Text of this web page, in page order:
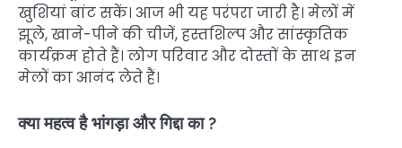
खुशियां बांट सकें। आज भी यह परंपरा जारी है। मेलों में
झूले, खाने-पीने की चीजें, हस्तशिल्प और सांस्कृतिक
कार्यक्रम होते हैं। लोग परिवार और दोस्तों के साथ इन
मेलों का आनंद लेते हैं।
क्या महत्व है भांगड़ा और गिद्दा का ?